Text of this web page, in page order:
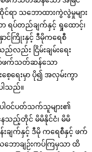
င်ရာ သဘောထားကွဲလွဲမှုများ
ရပ်တည်ချက်နှင့် ရှုထောင့်၊
ာင်ကြိုးနှင့် ဒီမိုကရေစီ
ည်လည်း ငြိမ်းချမ်းရေး
ဖက်သတ်ဆန်သော
စေ့ရေးမှာ ပို၍ အလှမ်းကွာ
ပါသည်။
ဝင်ပတ်သက်သူများ၏
ေသည့်တိုင် မိမိနိုင်ငံ၊ မိမိ
ချက်နှင့် ဒီမို ကရေစီနှင့် ဖက်
ာချဉ်းကပ်ကြမှသာ ထိ